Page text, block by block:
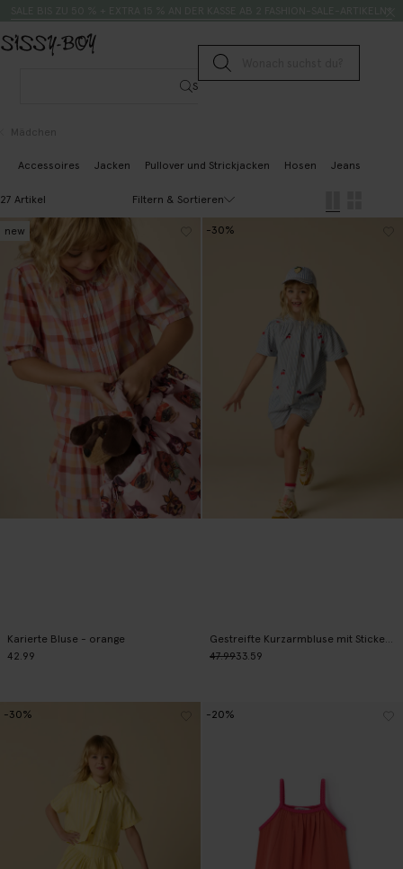
Suche senden
Suche
Mädchen
Accessoires Jacken Pullover und Strickjacken Hosen Jeans
27 Artikel Filtern & Sortieren
Karierte Bluse - orange
42.99
new
47.9933.59
-30%
-30% -20%